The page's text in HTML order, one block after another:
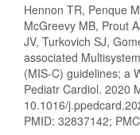
Hennon TR, Penque
McGreevy MB, Prout
JV, Turkovich SJ,
associated
(MIS-C) guidelines; a
Pediatr Cardiol. 2020
10.1016/
PMID: 32837142;